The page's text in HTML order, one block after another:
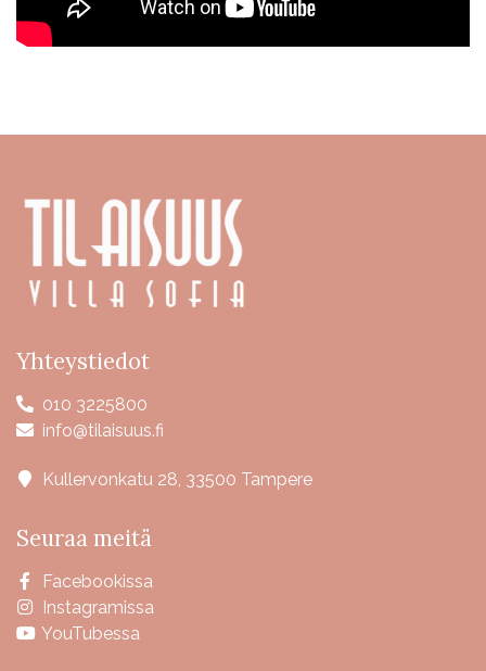
Yhteystiedot
010 3225800
info@tilaisuus.fi
Kullervonkatu 28, 33500 Tampere
Seuraa meitä
Facebookissa
Instagramissa
YouTubessa